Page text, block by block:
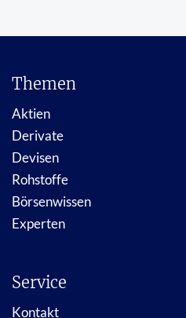
Themen
Aktien
Derivate
Devisen
Rohstoffe
Börsenwissen
Experten
Service
Kontakt